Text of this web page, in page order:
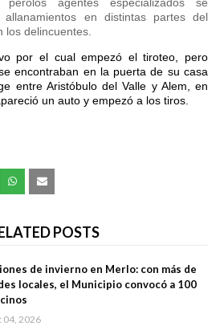
perolos agentes especializados se
allanamientos en distintas partes del
los delincuentes.
por el cual empezó el tiroteo, pero
encontraban en la puerta de su casa
entre Aristóbulo del Valle y Alem, en
un auto y empezó a los tiros.
POSTS
de invierno en Merlo: con más de
locales, el Municipio convocó a 100
04, 2026